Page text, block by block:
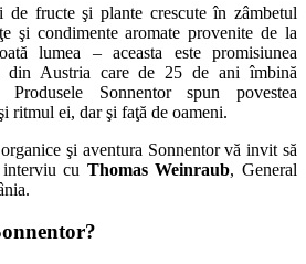
de fructe şi plante crescute în zâmbetul
şi condimente aromate provenite de la
lumea – aceasta este promisiunea
din Austria care de 25 de ani îmbină
Sonnentor spun povestea
ritmul ei, dar şi faţă de oameni.
şi aventura Sonnentor vă invit să
cu Thomas Weinraub, General